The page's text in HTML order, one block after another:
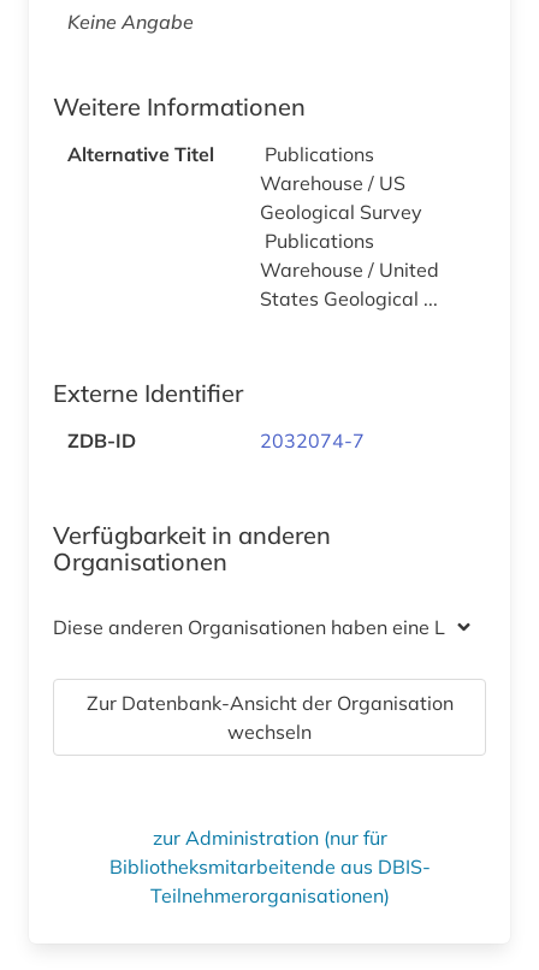
Keine Angabe
Weitere Informationen
Alternative Titel
Publications
Warehouse / US
Geological Survey
Publications
Warehouse / United
States Geological ...
Externe Identifier
ZDB-ID 2032074-7
Verfügbarkeit in anderen
Organisationen
Diese anderen Organisationen haben eine Lizenz
Zur Datenbank-Ansicht der Organisation
wechseln
zur Administration (nur für
Bibliotheksmitarbeitende aus DBIS-
Teilnehmerorganisationen)